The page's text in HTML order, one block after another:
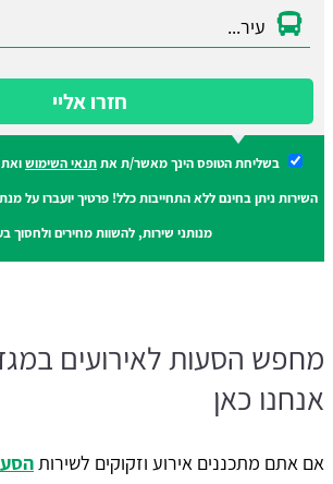
חזרו אליי
בשליחת הטופס הינך מאשר/ת אתתנאי השימושואת
השירות ניתן בחינם ללא התחייבות כלל! פרטיך יועברו על
מנותני שירות, להשוות מחירים ולחסוך
מחפש הסעות לאירועים
אנחנו כאן
אם אתם מתכננים אירוע וזקוקים לשירות